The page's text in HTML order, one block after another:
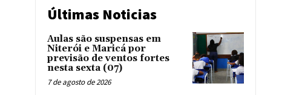
Últimas Noticias
Aulas são suspensas em
Niterói e Maricá por
previsão de ventos fortes
nesta sexta (07)
7 de agosto de 2026